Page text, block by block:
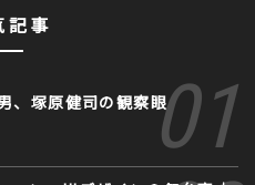
記事
、塚原健司の観察眼